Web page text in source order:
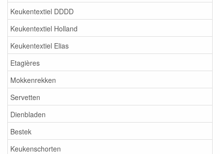
Keukentextiel DDDD
Keukentextiel Holland
Keukentextiel Elias
Etagières
Mokkenrekken
Servetten
Dienbladen
Bestek
Keukenschorten